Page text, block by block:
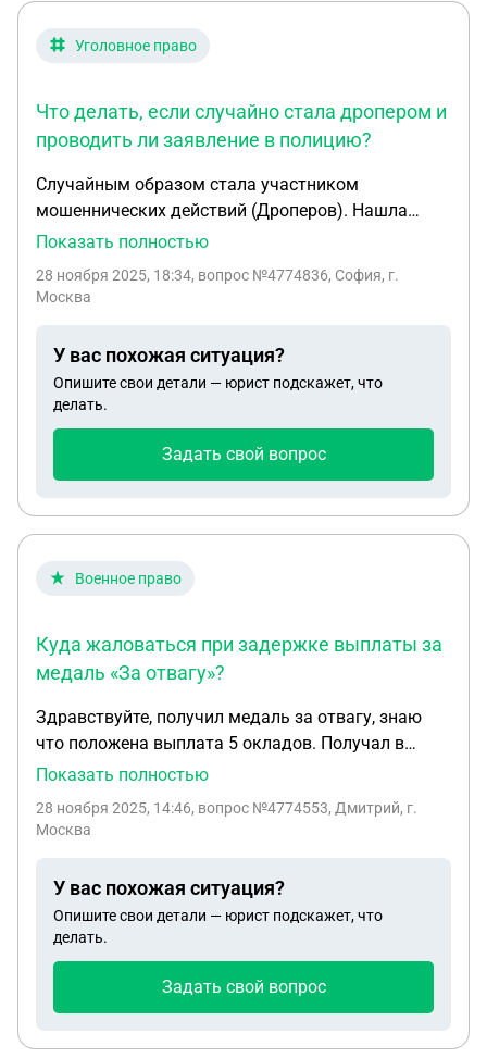
Уголовное право
Что делать, если случайно стала дропером и
проводить ли заявление в полицию?
Случайным образом стала участником
мошеннических действий (Дроперов). Нашла
подработку в интернете, суть работы
куда будут поступать переводы от людей в итоге
сумма которая остаётся на карте - моя зп. До
этого незнала, что это какое - то мошенничество.
Через пару дней рассказала сестре о подработке,
она навела панику, что это мошеничество. В этот
же день позвонила в банк в котором были
заблокировать карту. Что в такой ситуации
Показать полностью
28 ноября 2025, 18:34, вопрос №4774836, София, г.
Москва
У вас похожая ситуация?
Опишите свои детали — юрист подскажет, что
делать.
Задать свой вопрос
Военное право
Куда жаловаться при задержке выплаты за
медаль «За отвагу»?
Здравствуйте, получил медаль за отвагу, знаю
что положена выплата 5 окладов. Получал в
военкомате своем, необходимый список
в военкомат. К кому жаловаться по поводу
Показать полностью
28 ноября 2025, 14:46, вопрос №4774553, Дмитрий, г.
Москва
У вас похожая ситуация?
Опишите свои детали — юрист подскажет, что
делать.
Задать свой вопрос